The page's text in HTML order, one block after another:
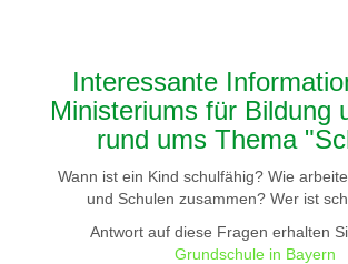
Interessante
Ministeriums für Bildung
rund ums Thema
Wann ist ein Kind schulfähig? Wie
und Schulen zusammen? Wer ist
Antwort auf diese Fragen erhalten
Grundschule in Bayern